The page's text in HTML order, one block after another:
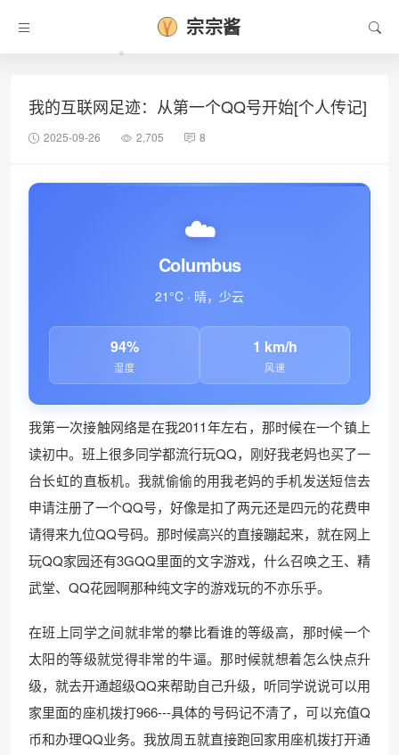
宗宗酱
我的互联网足迹：从第一个QQ号开始[个人传记]
2025-09-26 2,705 8
☁️
Columbus
21°C · 晴，少云
94%
湿度
1 km/h
风速
我第一次接触网络是在我2011年左右，那时候在一个镇上
读初中。班上很多同学都流行玩QQ，刚好我老妈也买了一
台长虹的直板机。我就偷偷的用我老妈的手机发送短信去
申请注册了一个QQ号，好像是扣了两元还是四元的花费申
请得来九位QQ号码。那时候高兴的直接蹦起来，就在网上
玩QQ家园还有3GQQ里面的文字游戏，什么召唤之王、精
武堂、QQ花园啊那种纯文字的游戏玩的不亦乐乎。
在班上同学之间就非常的攀比看谁的等级高，那时候一个
太阳的等级就觉得非常的牛逼。那时候就想着怎么快点升
级，就去开通超级QQ来帮助自己升级，听同学说说可以用
家里面的座机拨打966---具体的号码记不清了，可以充值Q
币和办理QQ业务。我放周五就直接跑回家用座机拨打开通